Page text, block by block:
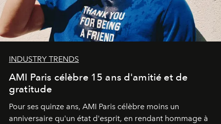
INDUSTRY TRENDS
AMI Paris célèbre 15 ans d'amitié et de
gratitude
Pour ses quinze ans, AMI Paris célèbre moins un
anniversaire qu'un état d'esprit, en rendant hommage à